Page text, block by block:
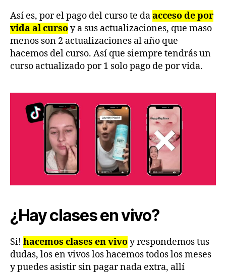
Así es, por el pago del curso te daacceso de por
vida al cursoy a sus actualizaciones, que maso
menos son 2 actualizaciones al año que
hacemos del curso. Así que siempre tendrás un
curso actualizado por 1 solo pago de por vida.
¿Hay clases en vivo?
Si! hacemos clases en vivoy respondemos tus
dudas, los en vivos los hacemos todos los meses
y puedes asistir sin pagar nada extra, allí